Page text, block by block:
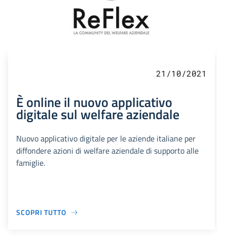
21/10/2021
È online il nuovo applicativo
digitale sul welfare aziendale
Nuovo applicativo digitale per le aziende italiane per
diffondere azioni di welfare aziendale di supporto alle
famiglie.
SCOPRI TUTTO